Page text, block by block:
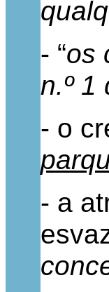
- “os
n.º 1
- o
- a